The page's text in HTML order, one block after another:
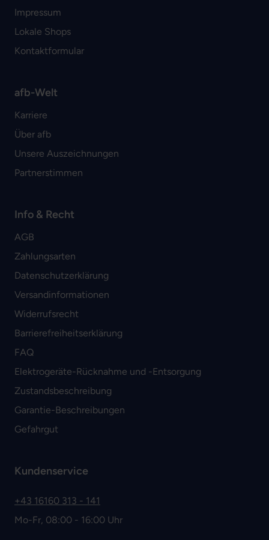
Impressum
Lokale Shops
Kontaktformular
afb-Welt
Karriere
Über afb
Unsere Auszeichnungen
Partnerstimmen
Info & Recht
AGB
Zahlungsarten
Datenschutzerklärung
Versandinformationen
Widerrufsrecht
Barrierefreiheitserklärung
FAQ
Elektrogeräte-Rücknahme und -Entsorgung
Zustandsbeschreibung
Garantie-Beschreibungen
Gefahrgut
Kundenservice
+43 16160 313 - 141
Mo-Fr, 08:00 - 16:00 Uhr